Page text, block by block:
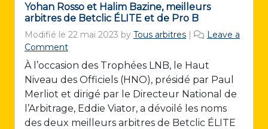
Yohan Rosso et Halim Bazine, meilleurs
arbitres de Betclic ÉLITE et de Pro B
Modifié le 22 mai 2023 by Tous arbitres |
Leave a
Comment
À l’occasion des Trophées LNB, le Haut
Niveau des Officiels (HNO), présidé par Paul
Merliot et dirigé par le Directeur National de
l’Arbitrage, Eddie Viator, a dévoilé les noms
des deux meilleurs arbitres de Betclic ÉLITE